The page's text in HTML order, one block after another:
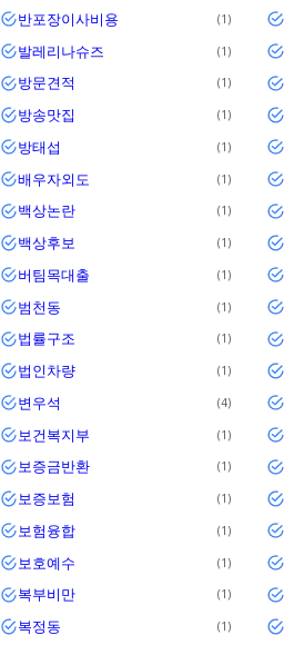
반포장이사비용 1
발레리나슈즈 1
방문견적 1
방송맛집 1
방태섭 1
배우자외도 1
백상논란 1
백상후보 1
버팀목대출 1
범천동 1
법률구조 1
법인차량 1
변우석 4
보건복지부 1
보증금반환 1
보증보험 1
보험융합 1
보호예수 1
복부비만 1
복정동 1